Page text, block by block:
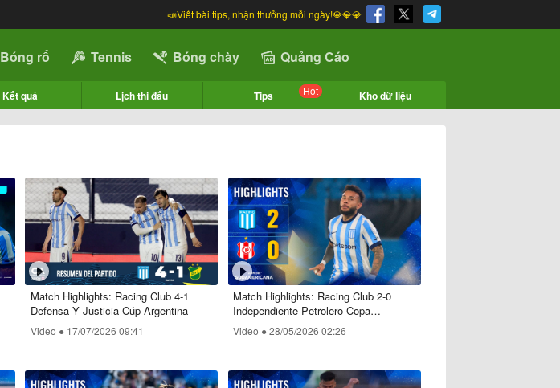
📣Viết bài tips, nhận thưởng mỗi ngày!💎💎💎
Bóng rổ Tennis Bóng chày Quảng Cáo
Kết quả Lịch thi đấu Tips Hot
Kho dữ liệu
Match Highlights: Racing Club 4-1
Defensa Y Justicia Cúp Argentina
Video ● 17/07/2026 09:41
Match Highlights: Racing Club 2-0
Independiente Petrolero Copa
Sudamericana
Video ●28/05/2026 02:26